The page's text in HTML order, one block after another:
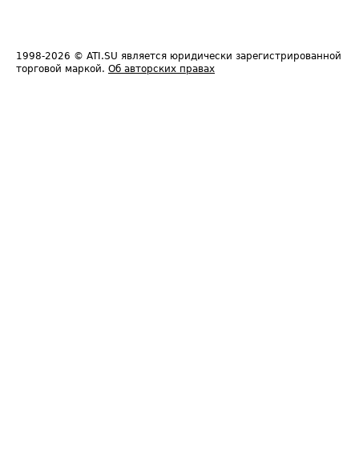
1998-2026 © ATI.SU является юридически зарегистрированной
торговой маркой. Об авторских правах